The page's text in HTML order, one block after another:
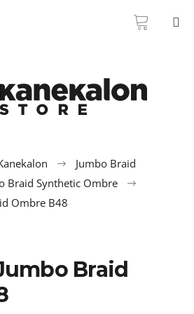
CART
Jumbo Braid
Braid Synthetic Ombre
Ombre B48
Braid